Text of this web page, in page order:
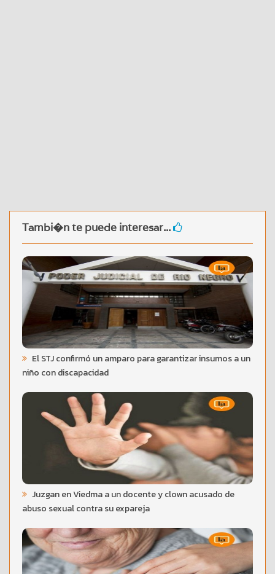
Tambi�n te puede interesar...
El STJ confirmó un amparo para garantizar insumos a un
niño con discapacidad
Juzgan en Viedma a un docente y clown acusado de
abuso sexual contra su expareja